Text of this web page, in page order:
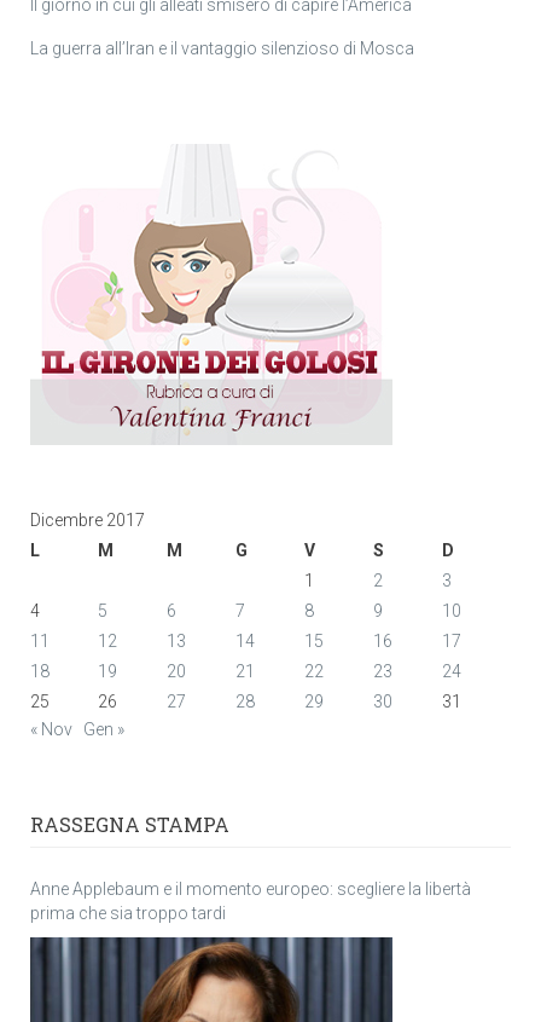
Il giorno in cui gli alleati smisero di capire l’America
La guerra all’Iran e il vantaggio silenzioso di Mosca
Dicembre 2017
L
M M G V S
D
1
2
3
4
5 6 7 8 9
10
11
12 13 14 15 16
17
18
19 20 21 22 23
24
25
26 27 28 29 30
31
« Nov
Gen »
RASSEGNA STAMPA
Anne Applebaum e il momento europeo: scegliere la libertà
prima che sia troppo tardi